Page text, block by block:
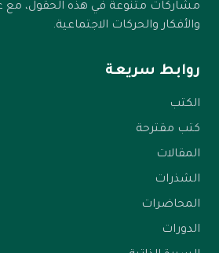
مشاركات متنوعة في هذه الحقول، مع
والأفكار والحركات الاجتماعية.
روابط سريعة
الكتب
كتب مقترحة
المقالات
الشذرات
المحاضرات
الدورات